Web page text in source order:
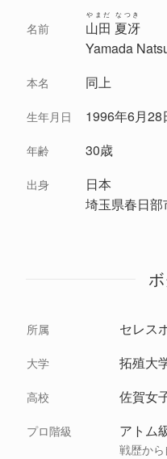
名前 山田 夏冴
やまだ なつき
Yamada
本名 同上
生年月日 1996年6月28
年齢 30歳
出身
日本
埼玉県春日部
所属 セレス
大学 拓殖大
高校 佐賀女
プロ階級 アトム
戦歴か